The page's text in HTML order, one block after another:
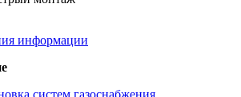
информации
систем газоснабжения